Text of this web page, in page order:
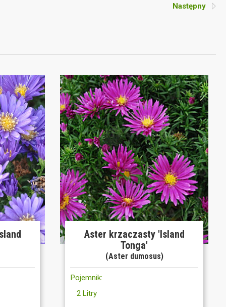
Następny
Aster krzaczasty 'Island
Tonga'
(Aster dumosus)
Pojemnik:
2 Litry